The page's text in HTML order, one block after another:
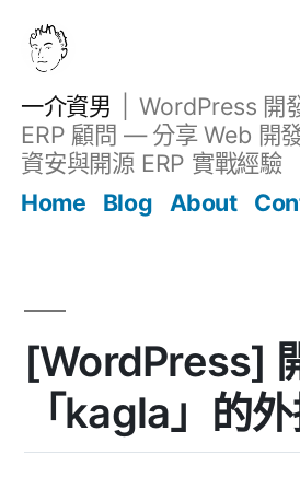
一介資男
WordPress 開
ERP 顧問 — 分享 Web 開
資安與開源 ERP 實戰經驗
Home
Blog About
[WordPress]
「kagla」的
文章